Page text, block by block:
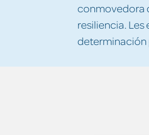
conmovedora
resiliencia. Les
determinación